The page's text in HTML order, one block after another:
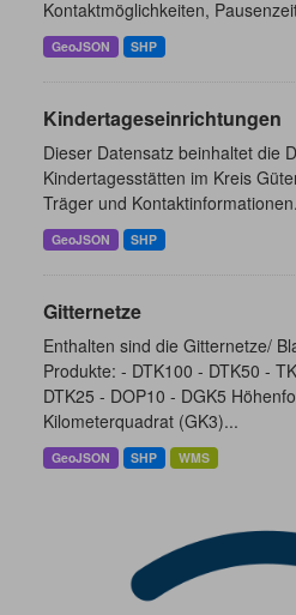
Kontaktmöglichkeiten,
GeoJSON SHP
Kindertageseinrichtungen
Dieser Datensatz beinhaltet die
Kindertagesstätten im Kreis
Träger und Kontaktinformationen.
GeoJSON SHP
Gitternetze
Enthalten sind die Gitternetze/
Produkte: - DTK100 - DTK50 -
DTK25 - DOP10 - DGK5
Kilometerquadrat (GK3)...
GeoJSON SHP WMS